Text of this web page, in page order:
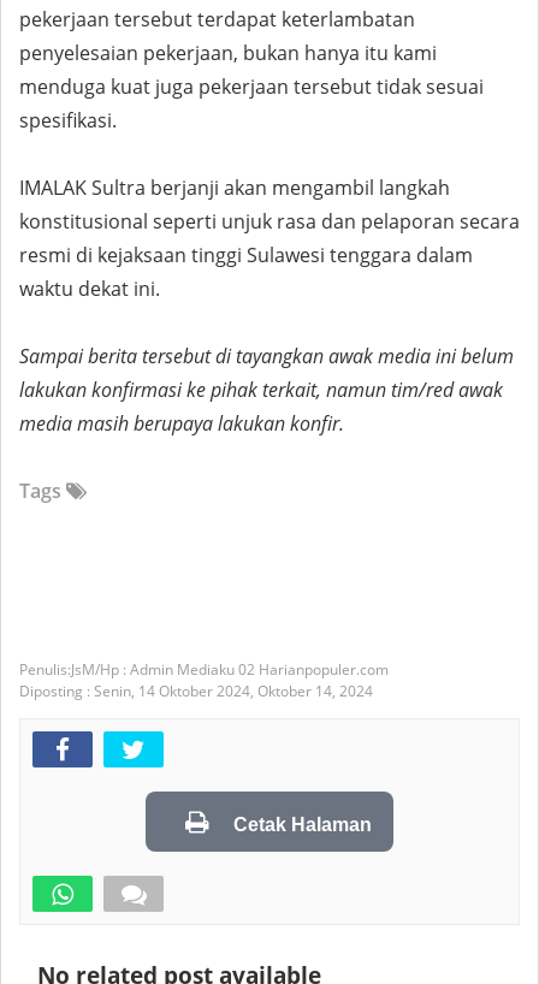
pekerjaan tersebut terdapat keterlambatan
penyelesaian pekerjaan, bukan hanya itu kami
menduga kuat juga pekerjaan tersebut tidak sesuai
spesifikasi.
IMALAK Sultra berjanji akan mengambil langkah
konstitusional seperti unjuk rasa dan pelaporan secara
resmi di kejaksaan tinggi Sulawesi tenggara dalam
waktu dekat ini.
Sampai berita tersebut di tayangkan awak media ini belum
lakukan konfirmasi ke pihak terkait, namun tim/red awak
media masih berupaya lakukan konfir.
Tags
JsM/Hp : Admin Mediaku 02 Harianpopuler.com
Diposting : Senin, 14 Oktober 2024, Oktober 14, 2024
Cetak Halaman
No related post available